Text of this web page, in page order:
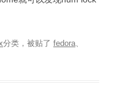
分类，被贴了 fedora